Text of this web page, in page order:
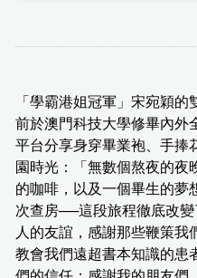
「學霸港姐冠軍」宋宛穎
前於澳門科技大學修畢內外
平台分享身穿畢業袍、手捧
園時光：「無數個熬夜的夜
的咖啡，以及一個畢生的夢
次查房──這段旅程徹底改
人的友誼，感謝那些鞭策我
教會我們遠超書本知識的患